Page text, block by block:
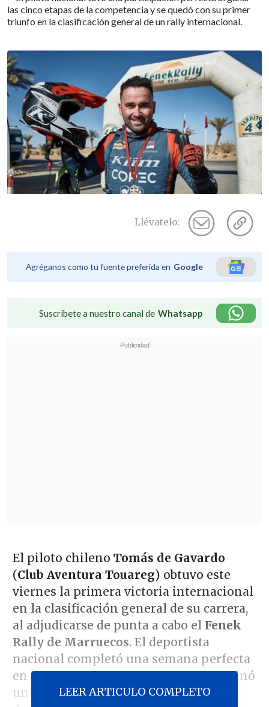
las cinco etapas de la competencia y se quedó con su primer
triunfo en la clasificación general de un rally internacional.
Llévatelo:
Agréganos como tu fuente preferida en Google
Suscríbete a nuestro canal de Whatsapp
El piloto chileno Tomás de Gavardo
(Club Aventura Touareg) obtuvo este
viernes la primera victoria internacional
en la clasificación general de su carrera,
al adjudicarse de punta a cabo el Fenek
Rally de Marruecos. El deportista
nacional completó una semana perfecta
en la que ganó las cinco etapas y dominó
un recorrido de 1.368 kilómetros por el
LEER ARTICULO COMPLETO